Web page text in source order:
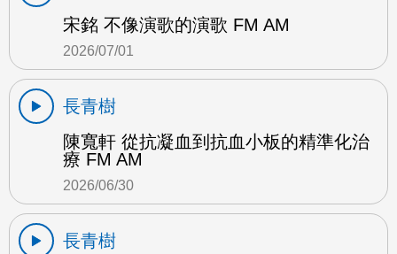
宋銘 不像演歌的演歌 FM AM
2026/07/01
長青樹
陳寬軒 從抗凝血到抗血小板的精準化治
療 FM AM
2026/06/30
長青樹